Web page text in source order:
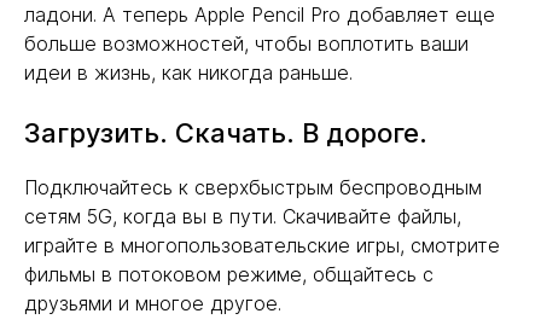
ладони. А теперь Apple Pencil Pro добавляет еще
больше возможностей, чтобы воплотить ваши
идеи в жизнь, как никогда раньше.
Загрузить. Скачать. В дороге.
Подключайтесь к сверхбыстрым беспроводным
сетям 5G, когда вы в пути. Скачивайте файлы,
играйте в многопользовательские игры, смотрите
фильмы в потоковом режиме, общайтесь с
друзьями и многое другое.